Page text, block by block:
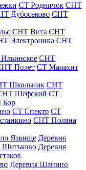
СТ Родничок СНТ
Дубосеково СНТ
СНТ Вита СНТ
Электроника СНТ
СНТ
Полет СТ Малахит
Школьник СНТ
Шефский СТ
Бор
СТ Спектр СТ
СНТ Поляна
Язвище Деревня
Шитьково Деревня
Деревня Шанино